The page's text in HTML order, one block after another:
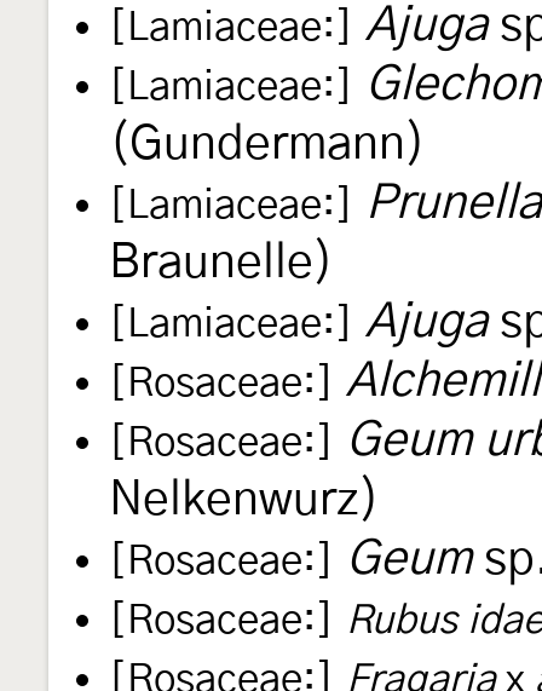
[Lamiaceae:] Ajuga
[Lamiaceae:]
(Gundermann)
[Lamiaceae:]
Braunelle)
[Lamiaceae:] Ajuga
[Rosaceae:]
[Rosaceae:]
Geum
Nelkenwurz)
[Rosaceae:] Geum
[Rosaceae:]
Rubus
[Rosaceae:]
Fragariax